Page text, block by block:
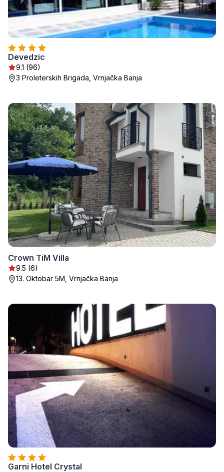
Devedzic
9.1 (96)
3 Proleterskih Brigada, Vrnjačka Banja
Crown TiM Villa
9.5 (6)
13. Oktobar 5M, Vrnjačka Banja
Garni Hotel Crystal